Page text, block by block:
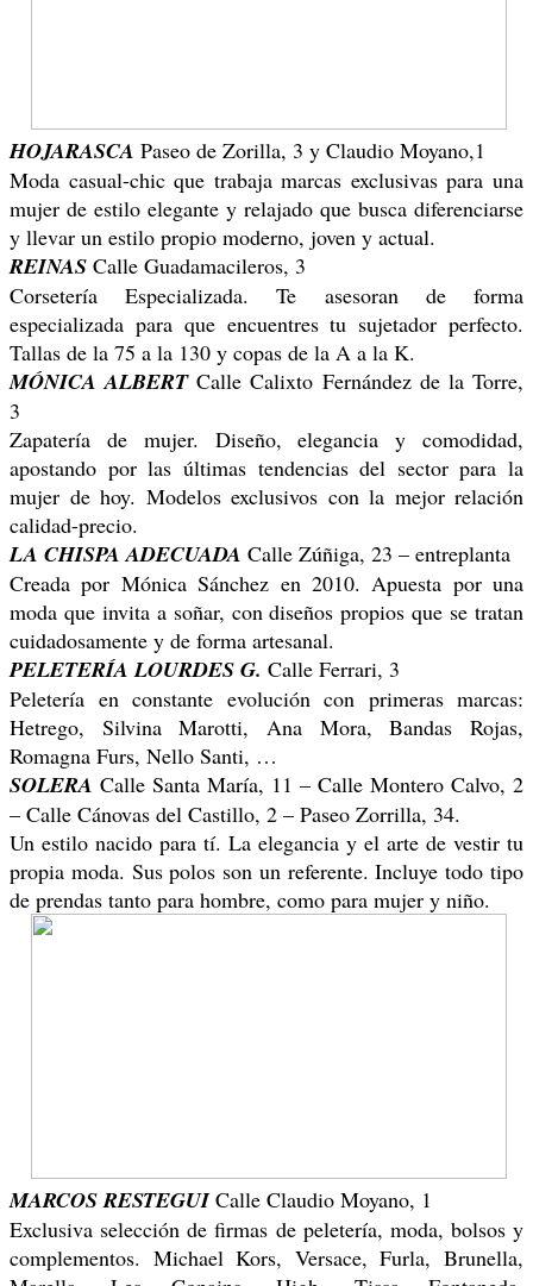
HOJARASCA Paseo de Zorilla, 3 y Claudio Moyano,1
Moda casual-chic que trabaja marcas exclusivas para una
mujer de estilo elegante y relajado que busca diferenciarse
y llevar un estilo propio moderno, joven y actual.
REINAS Calle Guadamacileros, 3
Corsetería Especializada. Te asesoran de forma
especializada para que encuentres tu sujetador perfecto.
Tallas de la 75 a la 130 y copas de la A a la K.
MÓNICA ALBERTCalle Calixto Fernández de la Torre,
3
Zapatería de mujer. Diseño, elegancia y comodidad,
apostando por las últimas tendencias del sector para la
mujer de hoy. Modelos exclusivos con la mejor relación
calidad-precio.
LA CHISPA ADECUADA Calle Zúñiga, 23 – entreplanta
Creada por Mónica Sánchez en 2010. Apuesta por una
moda que invita a soñar, con diseños propios que se tratan
cuidadosamente y de forma artesanal.
PELETERÍA LOURDES G. Calle Ferrari, 3
Peletería en constante evolución con primeras marcas:
Hetrego, Silvina Marotti, Ana Mora, Bandas Rojas,
Romagna Furs, Nello Santi, …
SOLERA Calle Santa María, 11 – Calle Montero Calvo, 2
– Calle Cánovas del Castillo, 2 – Paseo Zorrilla, 34.
Un estilo nacido para tí. La elegancia y el arte de vestir tu
propia moda. Sus polos son un referente. Incluye todo tipo
de prendas tanto para hombre, como para mujer y niño.
MARCOS RESTEGUICalle Claudio Moyano, 1
Exclusiva selección de firmas de peletería, moda, bolsos y
complementos. Michael Kors, Versace, Furla, Brunella,